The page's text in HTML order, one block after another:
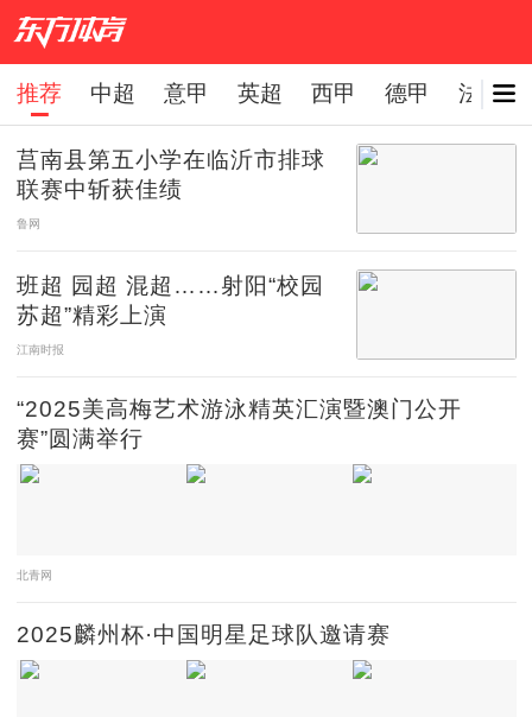
推荐 中超 意甲 英超 西甲 德甲 法甲
下拉刷新
莒南县第五小学在临沂市排球
联赛中斩获佳绩
鲁网
班超 园超 混超……射阳“校园
苏超”精彩上演
江南时报
“2025美高梅艺术游泳精英汇演暨澳门公开
赛”圆满举行
北青网
2025麟州杯·中国明星足球队邀请赛